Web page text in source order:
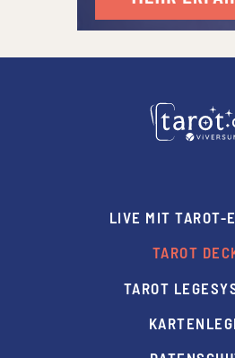
LIVE MIT TAROT-
TAROT
TAROT